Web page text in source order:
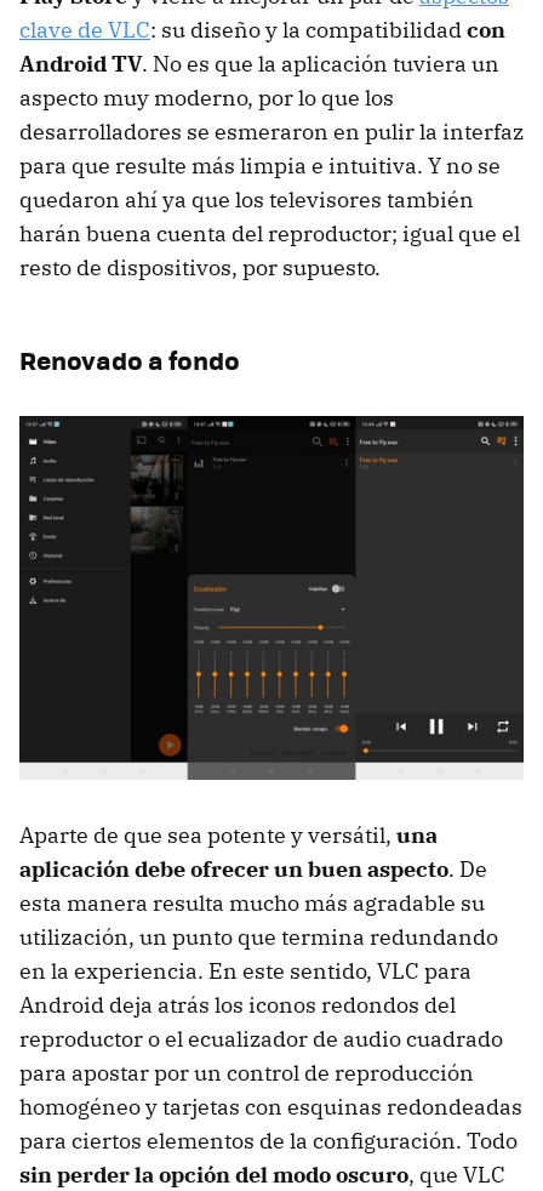
clave de VLC: su diseño y la compatibilidadcon
Android TV. No es que la aplicación tuviera un
aspecto muy moderno, por lo que los
desarrolladores se esmeraron en pulir la interfaz
para que resulte más limpia e intuitiva. Y no se
quedaron ahí ya que los televisores también
harán buena cuenta del reproductor; igual que el
resto de dispositivos, por supuesto.
Renovado a fondo
Aparte de que sea potente y versátil, una
aplicación debe ofrecer un buen aspecto. De
esta manera resulta mucho más agradable su
utilización, un punto que termina redundando
en la experiencia. En este sentido, VLC para
Android deja atrás los iconos redondos del
reproductor o el ecualizador de audio cuadrado
para apostar por un control de reproducción
homogéneo y tarjetas con esquinas redondeadas
para ciertos elementos de la configuración. Todo
sin perder la opción del modo oscuro, que VLC